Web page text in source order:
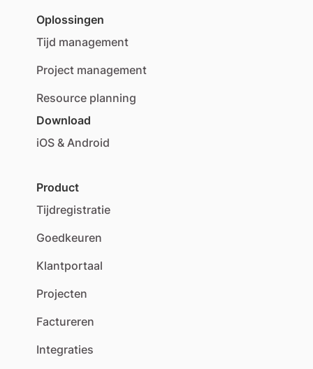
Oplossingen
Tijd management
Project management
Resource planning
Download
iOS & Android
Product
Tijdregistratie
Goedkeuren
Klantportaal
Projecten
Factureren
Integraties